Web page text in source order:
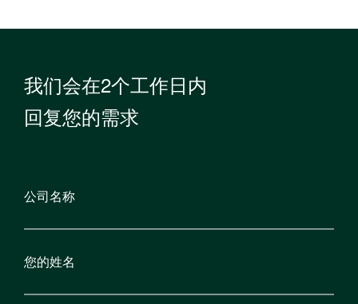
我们会在2个工作日内
回复您的需求